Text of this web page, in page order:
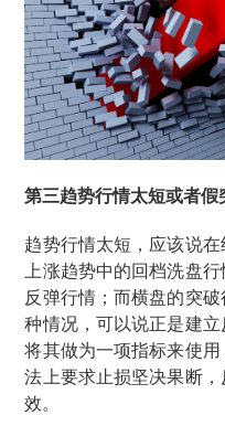
第三趋势行情太短或者假
趋势行情太短，应该说
上涨趋势中的回档洗盘
反弹行情；而横盘的突
种情况，可以说正是建
将其做为一项指标来使
法上要求止损坚决果断
效。